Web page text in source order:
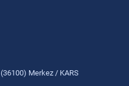
Merkez / KARS